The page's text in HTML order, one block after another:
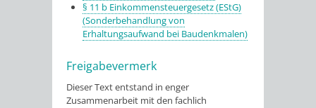
§ 11 b Einkommensteuergesetz (EStG)
(Sonderbehandlung von
Erhaltungsaufwand bei Baudenkmalen)
Freigabevermerk
Dieser Text entstand in enger
Zusammenarbeit mit den fachlich